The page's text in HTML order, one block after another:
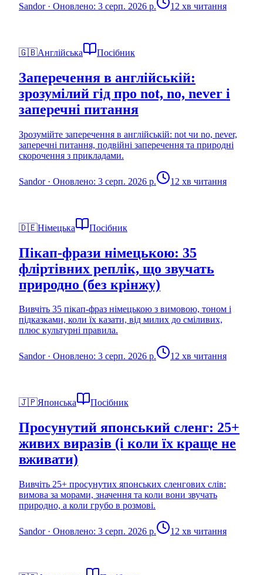
Sandor· Оновлено: 3 серп. 2026 р. 12 хв читання
🇬🇧Англійська Посібник
Заперечення в англійській:
зрозумілий гід про not, no, never і
заперечні питання
Зрозумійте заперечення в англійській: not чи no, never,
заперечні питання, подвійні заперечення та природні
скорочення з прикладами.
Sandor· Оновлено: 3 серп. 2026 р. 12 хв читання
🇩🇪Німецька Посібник
Пікап-фрази німецькою: 35
фліртівних реплік, що звучать
природно (без крінжу)
Вивчіть 35 пікап-фраз німецькою з вимовою, тоном і
підказками, коли їх казати, від милих до сміливих,
плюс культурні правила.
Sandor· Оновлено: 3 серп. 2026 р. 12 хв читання
🇯🇵Японська Посібник
Просунутий японський сленг: 25+
живих виразів (і коли їх краще не
вживати)
Вивчіть 25+ просунутих японських сленгових слів:
вимова за морами, значення та коли вони звучать
природно, а коли грубо в розмові.
Sandor· Оновлено: 3 серп. 2026 р. 12 хв читання